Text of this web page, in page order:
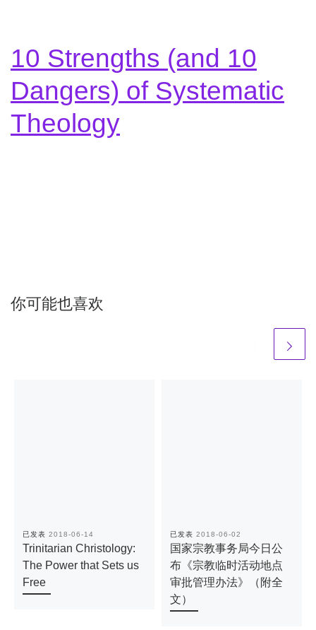
10 Strengths (and 10
Dangers) of Systematic
Theology
你可能也喜欢
已发表 2018-06-14
Trinitarian Christology:
The Power that Sets us
Free
已发表 2018-06-02
国家宗教事务局今日公
布《宗教临时活动地点
审批管理办法》（附全
文）